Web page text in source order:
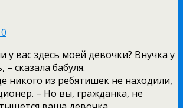
у вас здесь моей девочки? Внучка у
– сказала бабуля.
никого из ребятишек не находили,
– Но вы, гражданка, не